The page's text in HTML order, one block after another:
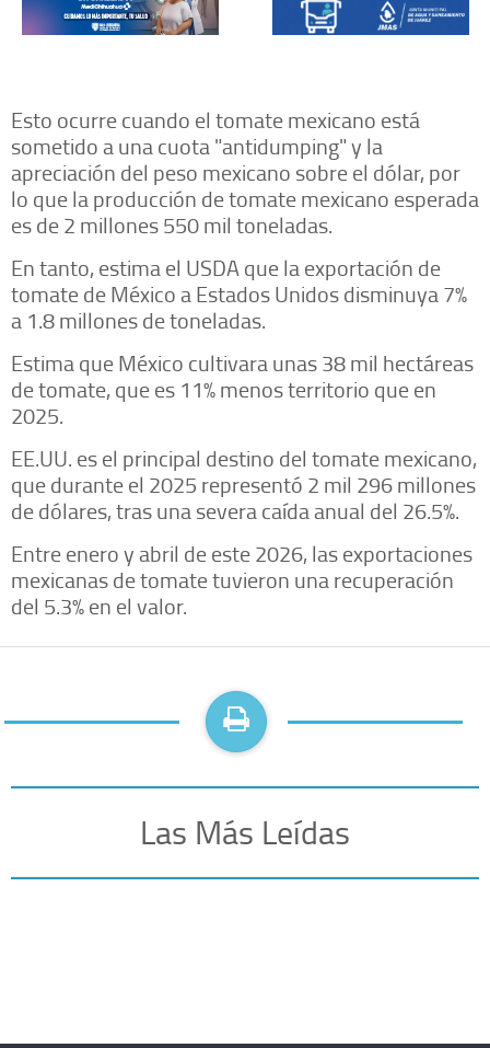
Esto ocurre cuando el tomate mexicano está
sometido a una cuota "antidumping" y la
apreciación del peso mexicano sobre el dólar, por
lo que la producción de tomate mexicano esperada
es de 2 millones 550 mil toneladas.
En tanto, estima el USDA que la exportación de
tomate de México a Estados Unidos disminuya 7%
a 1.8 millones de toneladas.
Estima que México cultivara unas 38 mil hectáreas
de tomate, que es 11% menos territorio que en
2025.
EE.UU. es el principal destino del tomate mexicano,
que durante el 2025 representó 2 mil 296 millones
de dólares, tras una severa caída anual del 26.5%.
Entre enero y abril de este 2026, las exportaciones
mexicanas de tomate tuvieron una recuperación
del 5.3% en el valor.
Las Más Leídas